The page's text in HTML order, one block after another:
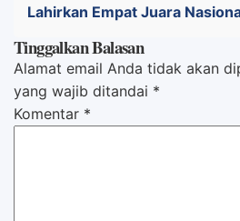
Lahirkan Empat Juara
Tinggalkan Balasan
Alamat email Anda tidak akan
yang wajib ditandai *
Komentar *